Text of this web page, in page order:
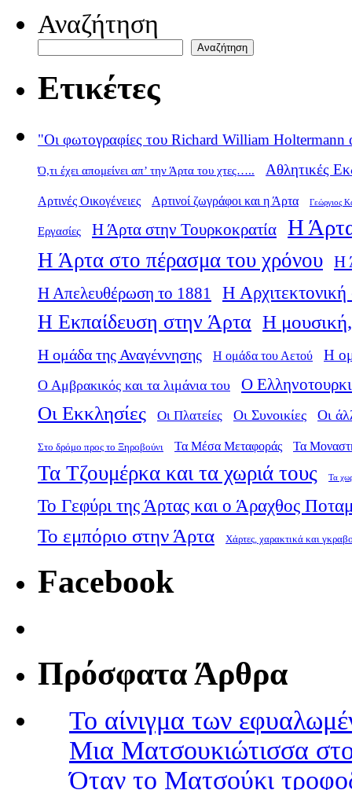
Αναζήτηση
Αναζήτηση
Ετικέτες
"Οι φωτογραφίες του Richard William Holtermann
Ό,τι έχει απομείνει απ’ την Άρτα του χτες….. Αθλητικές
Αρτινές Οικογένειες Αρτινοί ζωγράφοι και η Άρτα Γεώργιος
Εργασίες Η Άρτα στην Τουρκοκρατία Η
Η Άρτα στο πέρασμα του χρόνου Η
Η Απελευθέρωση το 1881
Η
Η Εκπαίδευση στην Άρτα Η μουσική,
Η ομάδα της Αναγέννησης Η ομάδα του Αετού Η
Ο Αμβρακικός και τα λιμάνια του Ο
Οι Εκκλησίες Οι Πλατείες Οι Συνοικίες Οι
Στο δρόμο προς το Ξηροβούνι Τα Μέσα Μεταφοράς Τα
Τα Τζουμέρκα και τα χωριά τους Τα
Το Γεφύρι της Άρτας και ο Άραχθος
Το εμπόριο στην Άρτα Χάρτες, χαρακτικά και
Facebook
Πρόσφατα Άρθρα
Το αίνιγμα των
Μια Ματσουκιώτισσα
Όταν το Ματσούκι